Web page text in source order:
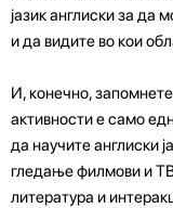
јазик англиски за да
и да видите во кои
И, конечно,
активности е само
да научите англиски
гледање филмови и
литература и